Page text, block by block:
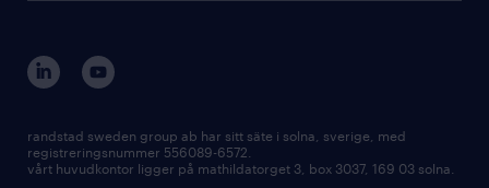
randstad sweden group ab har sitt säte i solna, sverige, med
registreringsnummer 556089-6572.
vårt huvudkontor ligger på mathildatorget 3, box 3037, 169 03 solna.